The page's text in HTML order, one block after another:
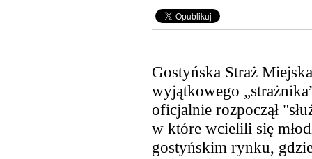
Gostyńska Straż
wyjątkowego
oficjalnie rozpoczął
w które wcielili się
gostyńskim rynku,